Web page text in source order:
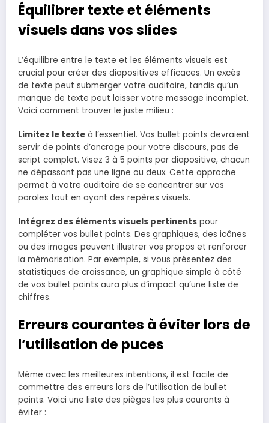
Équilibrer texte et éléments
visuels dans vos slides
L’équilibre entre le texte et les éléments visuels est
crucial pour créer des diapositives efficaces. Un excès
de texte peut submerger votre auditoire, tandis qu’un
manque de texte peut laisser votre message incomplet.
Voici comment trouver le juste milieu :
Limitez le texte à l’essentiel. Vos bullet points devraient
servir de points d’ancrage pour votre discours, pas de
script complet. Visez 3 à 5 points par diapositive, chacun
ne dépassant pas une ligne ou deux. Cette approche
permet à votre auditoire de se concentrer sur vos
paroles tout en ayant des repères visuels.
Intégrez des éléments visuels pertinents pour
compléter vos bullet points. Des graphiques, des icônes
ou des images peuvent illustrer vos propos et renforcer
la mémorisation. Par exemple, si vous présentez des
statistiques de croissance, un graphique simple à côté
de vos bullet points aura plus d’impact qu’une liste de
chiffres.
Erreurs courantes à éviter lors de
l’utilisation de puces
Même avec les meilleures intentions, il est facile de
commettre des erreurs lors de l’utilisation de bullet
points. Voici une liste des pièges les plus courants à
éviter :